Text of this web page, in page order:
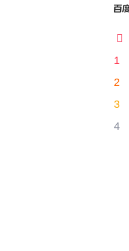

1
2
3
4